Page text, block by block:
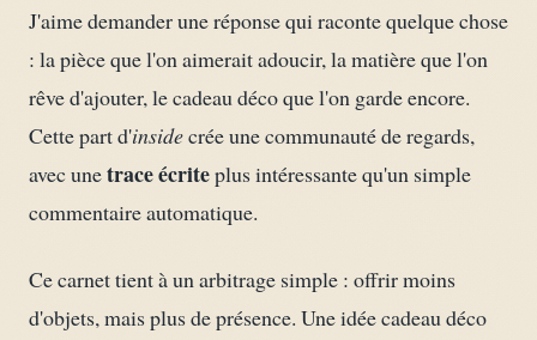
J'aime demander une réponse qui raconte quelque chose
: la pièce que l'on aimerait adoucir, la matière que l'on
rêve d'ajouter, le cadeau déco que l'on garde encore.
Cette part d'insidecrée une communauté de regards,
avec unetrace écriteplus intéressante qu'un simple
commentaire automatique.
Ce carnet tient à un arbitrage simple : offrir moins
d'objets, mais plus de présence. Une idée cadeau déco